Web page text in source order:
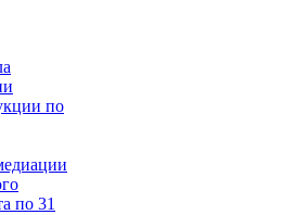
по
по 31